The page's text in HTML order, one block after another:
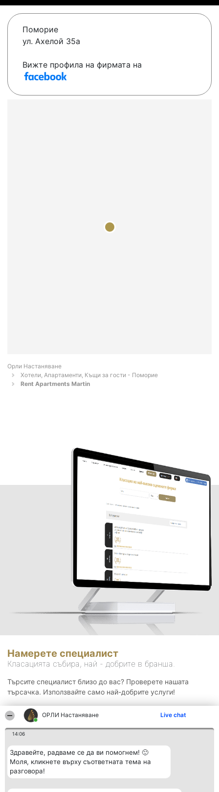
ОРЛИ Настаняване Live chat
14:06
Здравейте, радваме се да ви помогнем! 🙂
Моля, кликнете върху съответната тема на
разговора!
Поморие
ул. Ахелой 35а
Вижте профила на фирмата на
Орли Настаняване
Хотели, Апартаменти, Къщи за гости - Поморие
Rent Apartments Martin
Намерете специалист
Класацията събира, най - добрите в бранша.
Търсите специалист близо до вас? Проверете нашата
търсачка. Използвайте само най-добрите услуги!